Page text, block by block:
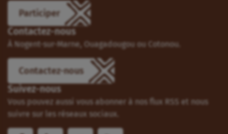
Participer
Contactez-nous
À Nogent-sur-Marne, Ouagadougou ou Cotonou.
Contactez-nous
Suivez-nous
Vous pouvez aussi vous abonner à nos flux RSS et nous
suivre sur les réseaux sociaux.